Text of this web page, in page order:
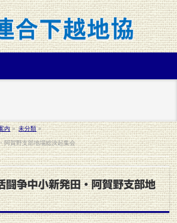
内» 未分類»
阿賀野支部地場総決起集会
争中小新発田・阿賀野支部地